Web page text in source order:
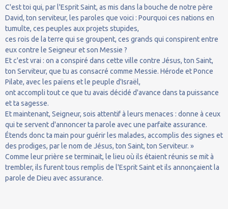
C'est toi qui, par l'Esprit Saint, as mis dans la bouche de notre père
David, ton serviteur, les paroles que voici : Pourquoi ces nations en
tumulte, ces peuples aux projets stupides,
ces rois de la terre qui se groupent, ces grands qui conspirent entre
eux contre le Seigneur et son Messie ?
Et c'est vrai : on a conspiré dans cette ville contre Jésus, ton Saint,
ton Serviteur, que tu as consacré comme Messie. Hérode et Ponce
Pilate, avec les païens et le peuple d'Israël,
ont accompli tout ce que tu avais décidé d'avance dans ta puissance
et ta sagesse.
Et maintenant, Seigneur, sois attentif à leurs menaces : donne à ceux
qui te servent d'annoncer ta parole avec une parfaite assurance.
Étends donc ta main pour guérir les malades, accomplis des signes et
des prodiges, par le nom de Jésus, ton Saint, ton Serviteur. »
Comme leur prière se terminait, le lieu où ils étaient réunis se mit à
trembler, ils furent tous remplis de l'Esprit Saint et ils annonçaient la
parole de Dieu avec assurance.